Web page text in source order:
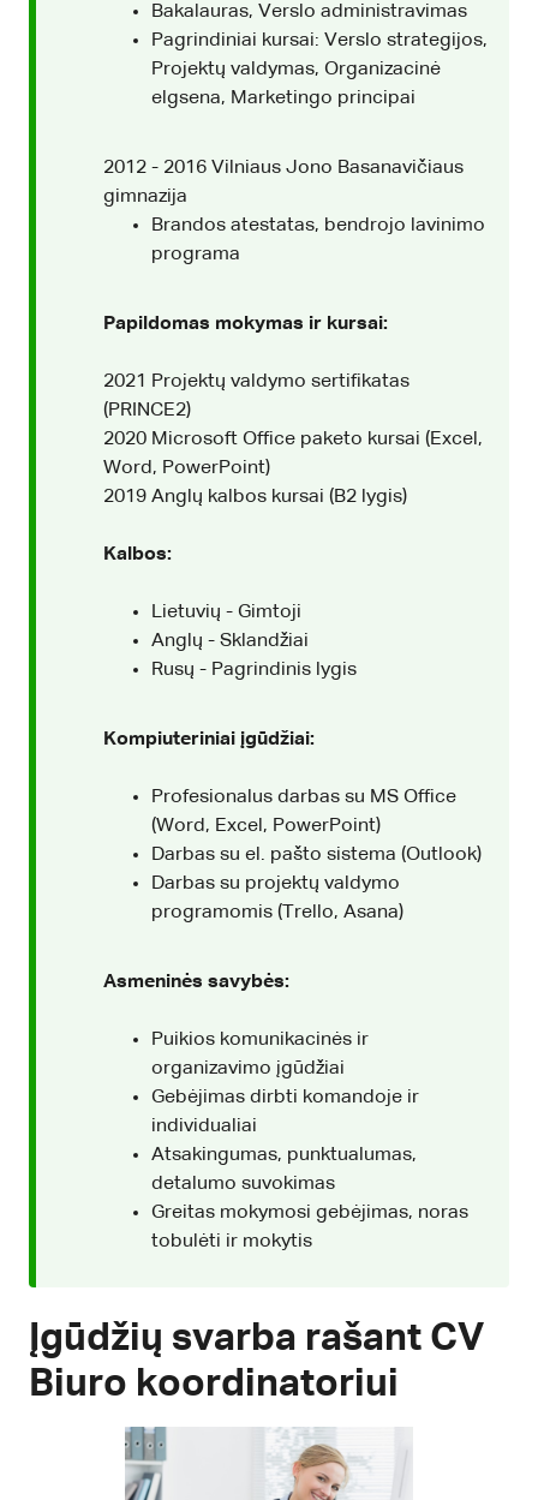
Bakalauras, Verslo administravimas
Pagrindiniai kursai: Verslo strategijos,
Projektų valdymas, Organizacinė
elgsena, Marketingo principai
2012 - 2016 Vilniaus Jono Basanavičiaus
gimnazija
Brandos atestatas, bendrojo lavinimo
programa
Papildomas mokymas ir kursai:
2021 Projektų valdymo sertifikatas
(PRINCE2)
2020 Microsoft Office paketo kursai (Excel,
Word, PowerPoint)
2019 Anglų kalbos kursai (B2 lygis)
Kalbos:
Lietuvių - Gimtoji
Anglų - Sklandžiai
Rusų - Pagrindinis lygis
Kompiuteriniai įgūdžiai:
Profesionalus darbas su MS Office
(Word, Excel, PowerPoint)
Darbas su el. pašto sistema (Outlook)
Darbas su projektų valdymo
programomis (Trello, Asana)
Asmeninės savybės:
Puikios komunikacinės ir
organizavimo įgūdžiai
Gebėjimas dirbti komandoje ir
individualiai
Atsakingumas, punktualumas,
detalumo suvokimas
Greitas mokymosi gebėjimas, noras
tobulėti ir mokytis
Įgūdžių svarba rašant CV
Biuro koordinatoriui